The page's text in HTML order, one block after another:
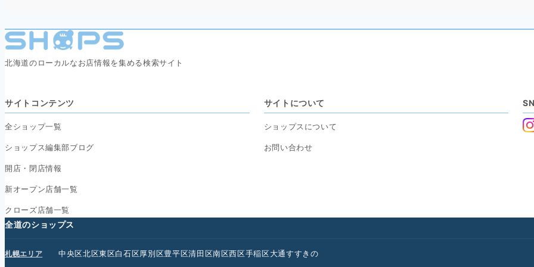
北海道のローカルなお店情報を集める検索サイト
サイトコンテンツ
全ショップ一覧
ショップス編集部ブログ
開店・閉店情報
新オープン店舗一覧
クローズ店舗一覧
サイトについて
ショップスについて
お問い合わせ
全道のショップス
札幌エリア 中央区北区東区白石区厚別区豊平区清田区南区西区手稲区大通すすきの